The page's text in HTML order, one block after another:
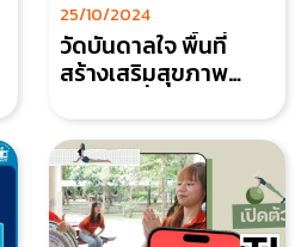
25/10/2024
วัดบันดาลใจ พื้นที่
สร้างเสริมสุขภาพ